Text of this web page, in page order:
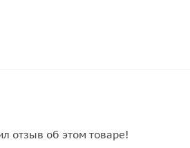
отзыв об этом товаре!